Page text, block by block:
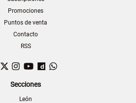
Promociones
Puntos de venta
Contacto
RSS
Facebook
TwitterInstagram
YouTubeDailymotion
Secciones
León